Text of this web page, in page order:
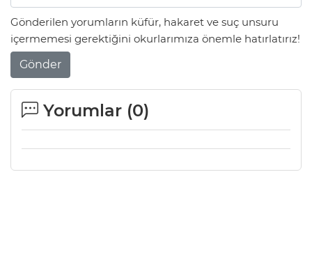
Gönderilen yorumların küfür, hakaret ve suç unsuru
içermemesi gerektiğini okurlarımıza önemle hatırlatırız!
Gönder
Yorumlar (0)